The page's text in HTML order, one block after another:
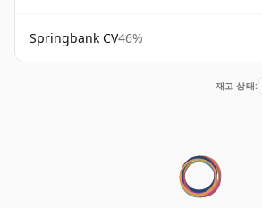
Springbank CV46%
재고 상태: